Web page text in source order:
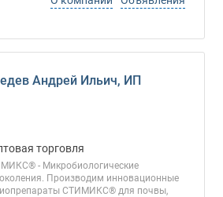
Андрей Ильич, ИП
торговля
- Микробиологические
Производим инновационные
СТИМИКС® для почвы,